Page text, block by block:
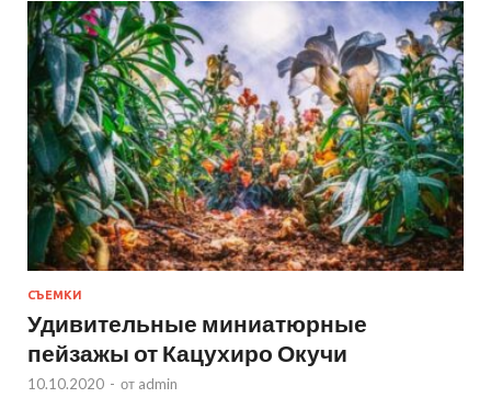
СЪЕМКИ
Удивительные миниатюрные
пейзажы от Кацухиро Окучи
10.10.2020 - от admin